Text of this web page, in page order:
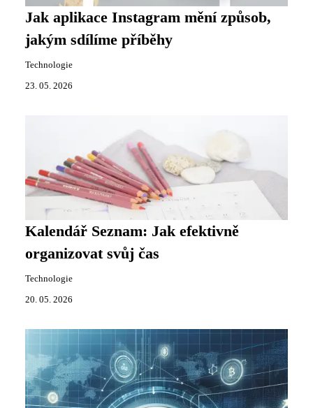
Jak aplikace Instagram mění způsob,
jakým sdílíme příběhy
Technologie
23. 05. 2026
Kalendář Seznam: Jak efektivně
organizovat svůj čas
Technologie
20. 05. 2026